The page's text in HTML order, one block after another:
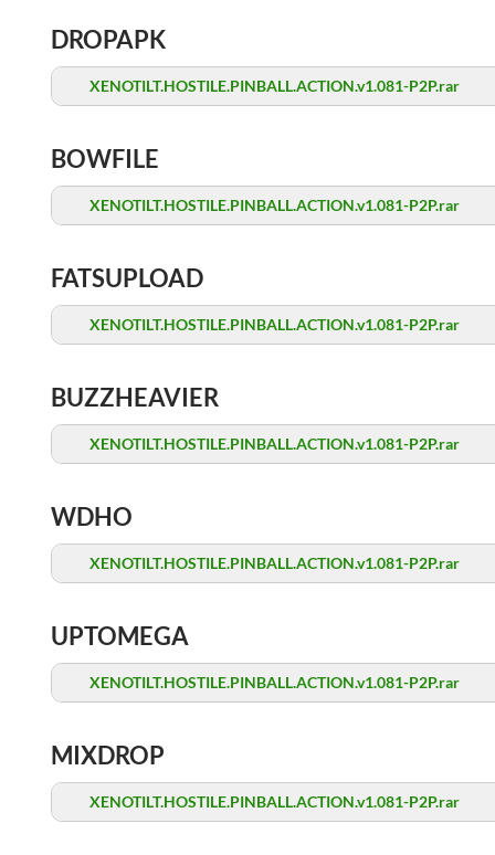
DROPAPK
XENOTILT.HOSTILE.PINBALL.ACTION.v1.081-P2P.rar
BOWFILE
XENOTILT.HOSTILE.PINBALL.ACTION.v1.081-P2P.rar
FATSUPLOAD
XENOTILT.HOSTILE.PINBALL.ACTION.v1.081-P2P.rar
BUZZHEAVIER
XENOTILT.HOSTILE.PINBALL.ACTION.v1.081-P2P.rar
WDHO
XENOTILT.HOSTILE.PINBALL.ACTION.v1.081-P2P.rar
UPTOMEGA
XENOTILT.HOSTILE.PINBALL.ACTION.v1.081-P2P.rar
MIXDROP
XENOTILT.HOSTILE.PINBALL.ACTION.v1.081-P2P.rar